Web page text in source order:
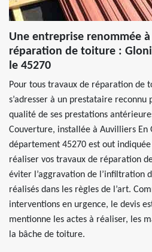
Une entreprise renommée
réparation de toiture :
le 45270
Pour tous travaux de réparation de
s’adresser à un prestataire reconnu
qualité de ses prestations
Couverture, installée à Auvilliers En
département 45270 est out
réaliser vos travaux de réparation
éviter l’aggravation de l’infiltration
réalisés dans les règles de l’art.
interventions en urgence, le devis
mentionne les actes à réaliser, les
la bâche de toiture.